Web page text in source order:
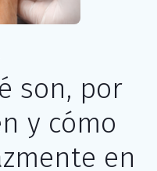
son, por
y cómo
en